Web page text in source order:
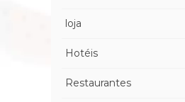
loja
Hotéis
Restaurantes